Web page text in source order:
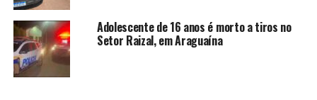
Adolescente de 16 anos é morto a tiros no
Setor Raizal, em Araguaína